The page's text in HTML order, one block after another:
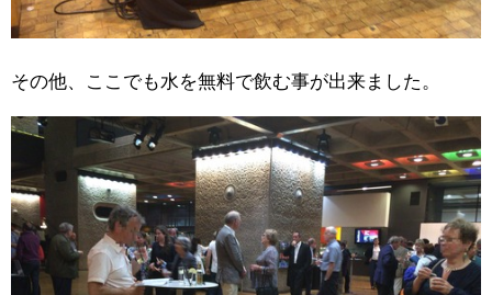
その他、ここでも水を無料で飲む事が出来ました。